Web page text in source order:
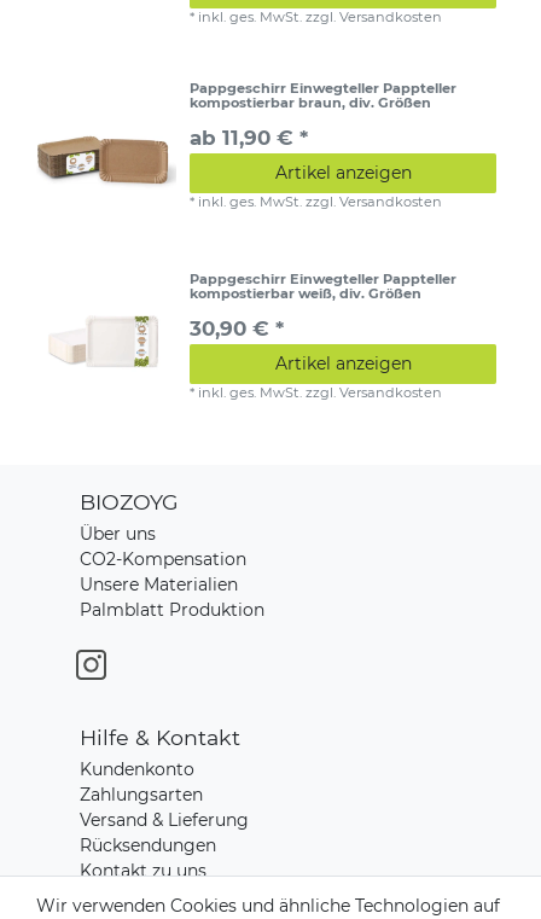
* inkl. ges. MwSt. zzgl.Versandkosten
Pappgeschirr Einwegteller Pappteller
kompostierbar braun, div. Größen
ab 11,90 € *
Artikel anzeigen
* inkl. ges. MwSt. zzgl.Versandkosten
Pappgeschirr Einwegteller Pappteller
kompostierbar weiß, div. Größen
30,90 € *
Artikel anzeigen
* inkl. ges. MwSt. zzgl.Versandkosten
BIOZOYG
Über uns
CO2-Kompensation
Unsere Materialien
Palmblatt Produktion
Hilfe & Kontakt
Kundenkonto
Zahlungsarten
Versand & Lieferung
Rücksendungen
Kontakt zu uns
Wir verwenden Cookies und ähnliche Technologien auf